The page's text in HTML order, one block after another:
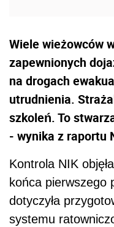
Wiele wieżowców
zapewnionych
na drogach
utrudnienia.
szkoleń. To
- wynika z raportu
Kontrola NIK
końca pierwszego
dotyczyła
systemu